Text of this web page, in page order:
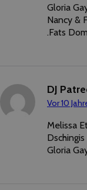
Gloria
Nancy &
.Fats
DJ
Vor 10
Melissa
Gloria